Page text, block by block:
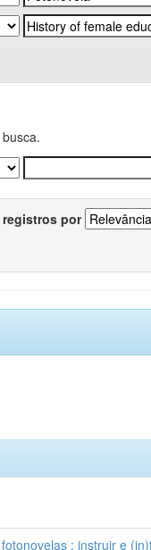
registros por
: instruir e